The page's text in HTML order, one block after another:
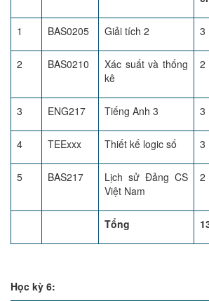
1 BAS0205 Giải tích 2 3
2 BAS0210
Xác suất và thống
kê
2
3 ENG217 Tiếng Anh 3 3
4 TEExxx Thiết kế logic số 3
5 BAS217
Lịch sử Đảng CS
Việt Nam
2
Tổng
Học kỳ 6: